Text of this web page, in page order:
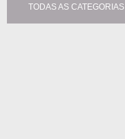
TODAS AS CATEGORIAS